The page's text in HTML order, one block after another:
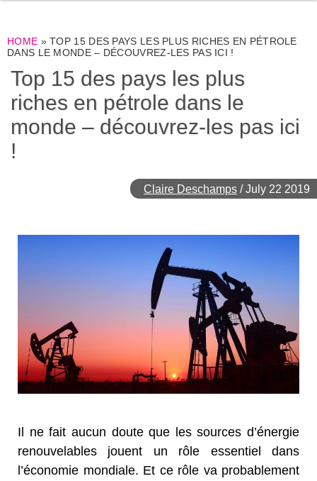
HOME »TOP 15 DES PAYS LES PLUS RICHES EN PÉTROLE
DANS LE MONDE – DÉCOUVREZ-LES PAS ICI !
Top 15 des pays les plus
riches en pétrole dans le
monde – découvrez-les pas ici
!
Claire Deschamps /July 22 2019
Il ne fait aucun doute que les sources d’énergie
renouvelables jouent un rôle essentiel dans
l’économie mondiale. Et ce rôle va probablement